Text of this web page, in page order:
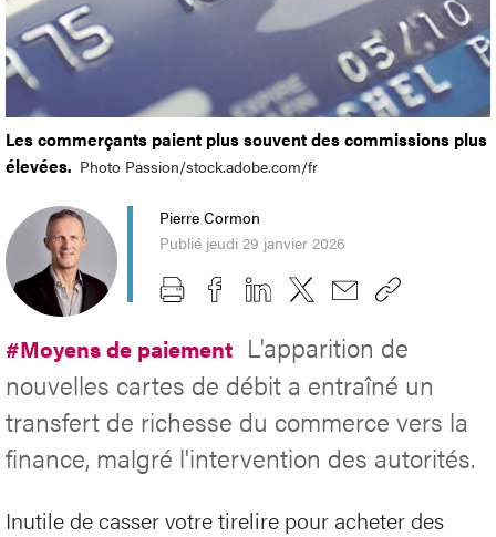
Les commerçants paient plus souvent des commissions plus
élevées. Photo Passion/stock.adobe.com/fr
Pierre Cormon
Publié jeudi 29 janvier 2026
#Moyens de paiement L'apparition de
nouvelles cartes de débit a entraîné un
transfert de richesse du commerce vers la
finance, malgré l'intervention des autorités.
Inutile de casser votre tirelire pour acheter des